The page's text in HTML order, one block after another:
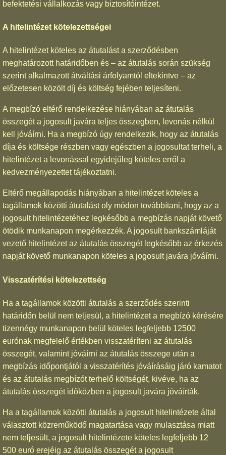
befektetési vállalkozás vagy biztosítóintézet.
A hitelintézet kötelezettségei
A hitelintézet köteles az átutalást a szerződésben
meghatározott határidőben és – az átutalás során szükség
szerint alkalmazott átváltási árfolyamtól eltekintve – az
előzetesen közölt díj és költség fejében teljesíteni.
A megbízó eltérő rendelkezése hiányában az átutalás
összegét a jogosult javára teljes összegben, levonás nélkül
kell jóváírni. Ha a megbízó úgy rendelkezik, hogy az átutalás
díja és költsége részben vagy egészben a jogosultat terheli, a
hitelintézet a levonással egyidejűleg köteles erről a
kedvezményezettet tájékoztatni.
Eltérő megállapodás hiányában a hitelintézet köteles a
tagállamok közötti átutalást oly módon továbbítani, hogy az a
jogosult hitelintézetéhez legkésőbb a megbízás napját követő
ötödik munkanapon megérkezzék. A jogosult bankszámláját
vezető hitelintézet az átutalás összegét legkésőbb az érkezés
napját követő munkanapon köteles a jogosult javára jóváírni.
Visszatérítési kötelezettség
Ha a tagállamok közötti átutalás a szerződés szerinti
határidőn belül nem teljesül, a hitelintézet a megbízó kérésére
tizennégy munkanapon belül köteles legfeljebb 12500
eurónak megfelelő értékben visszatéríteni az átutalás
összegét, valamint jóváírni az átutalás összege után a
megbízás időpontjától a visszatérítés jóváírásáig járó kamatot
és az átutalás megbízót terhelő költségét, kivéve, ha az
átutalás összegét időközben a jogosult javára jóváírták.
Ha a tagállamok közötti átutalás a jogosult hitelintézete által
választott közreműködő magatartása vagy mulasztása miatt
nem teljesült, a jogosult hitelintézete köteles legfeljebb 12
500 euró erejéig az átutalás összegét a jogosult